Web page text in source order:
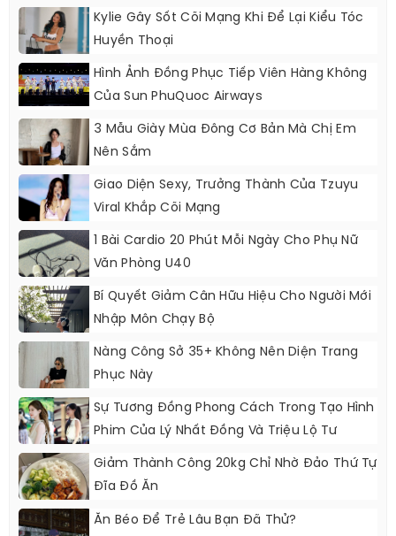
Kylie Gây Sốt Cõi Mạng Khi Để Lại Kiểu Tóc
Huyền Thoại
Hình Ảnh Đồng Phục Tiếp Viên Hàng Không
Của Sun PhuQuoc Airways
3 Mẫu Giày Mùa Đông Cơ Bản Mà Chị Em
Nên Sắm
Giao Diện Sexy, Trưởng Thành Của Tzuyu
Viral Khắp Cõi Mạng
1 Bài Cardio 20 Phút Mỗi Ngày Cho Phụ Nữ
Văn Phòng U40
Bí Quyết Giảm Cân Hữu Hiệu Cho Người Mới
Nhập Môn Chạy Bộ
Nàng Công Sở 35+ Không Nên Diện Trang
Phục Này
Sự Tương Đồng Phong Cách Trong Tạo Hình
Phim Của Lý Nhất Đồng Và Triệu Lộ Tư
Giảm Thành Công 20kg Chỉ Nhờ Đảo Thứ Tự
Đĩa Đồ Ăn
Ăn Béo Để Trẻ Lâu Bạn Đã Thử?